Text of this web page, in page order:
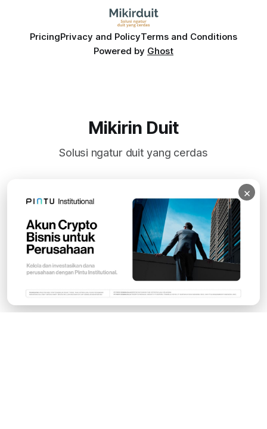
PricingPrivacy and PolicyTerms and Conditions
Powered by Ghost
Mikirin Duit
Solusi ngatur duit yang cerdas
Subscribe
×